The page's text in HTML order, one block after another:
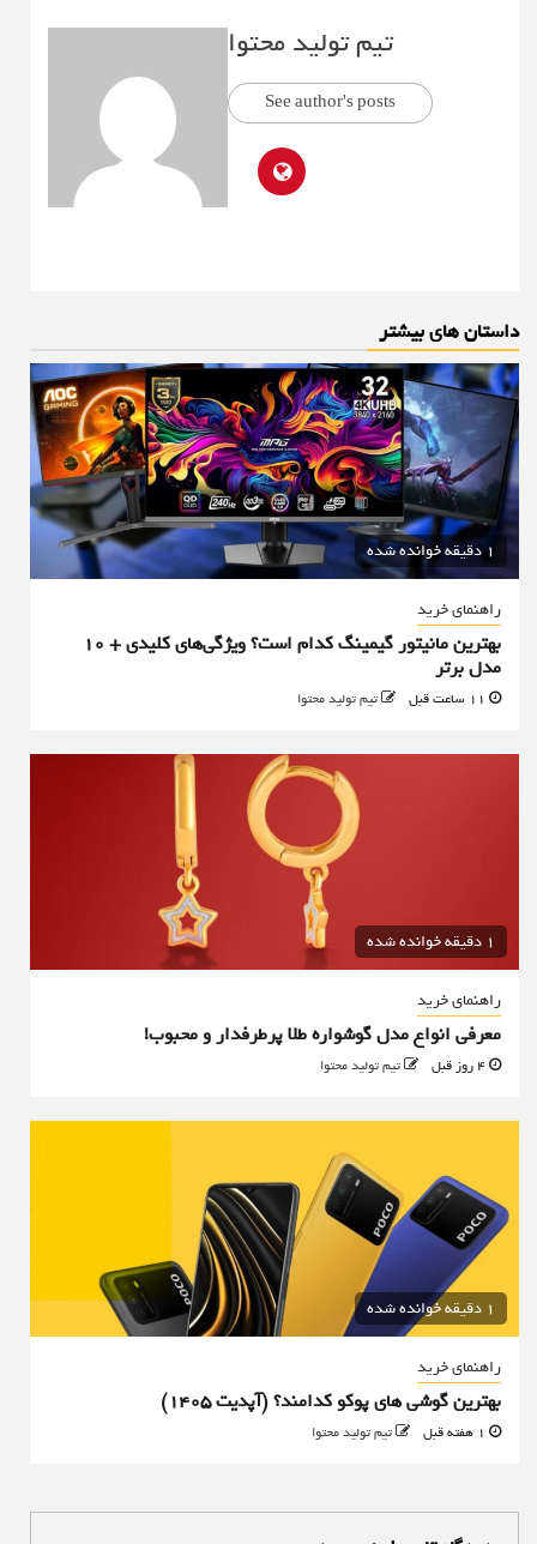
تیم تولید محتوا
See author's posts
داستان های بیشتر
1 دقیقه خوانده شده
راهنمای خرید
بهترین مانیتور گیمینگ کدام است؟ ویژگی‌های کلیدی + 10
مدل برتر
تیم تولید محتوا
1 دقیقه خوانده شده
راهنمای خرید
معرفی انواع مدل گوشواره طلا پرطرفدار و محبوب!
تیم تولید محتوا
1 دقیقه خوانده شده
راهنمای خرید
بهترین گوشی های پوکو کدامند؟ (آپدیت ۱۴۰۵)
تیم تولید محتوا